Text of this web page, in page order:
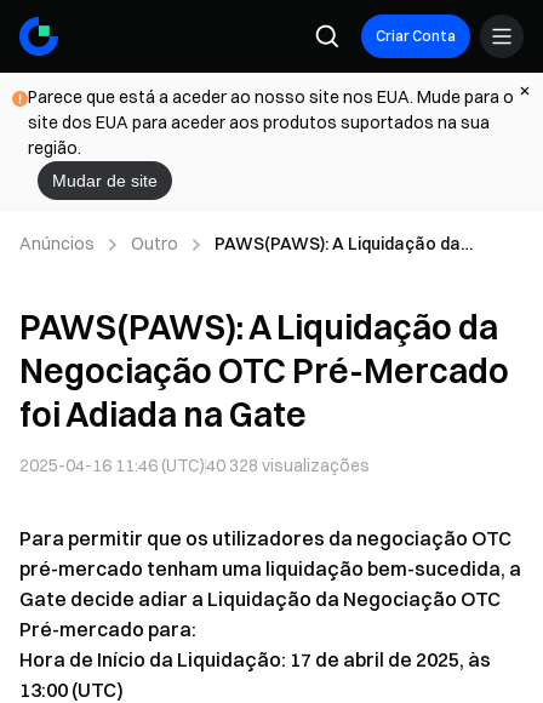
Criar Conta
Parece que está a aceder ao nosso site nos EUA. Mude para o
site dos EUA para aceder aos produtos suportados na sua
região.
Mudar de site
Anúncios Outro
PAWS(PAWS): A Liquidação da
PAWS(PAWS): A Liquidação da
Negociação OTC Pré-Mercado
foi Adiada na Gate
2025-04-16 11:46 (UTC)40 328 visualizações
Para permitir que os utilizadores da negociação OTC
pré-mercado tenham uma liquidação bem-sucedida, a
Gate decide adiar a Liquidação da Negociação OTC
Pré-mercado para:
Hora de Início da Liquidação: 17 de abril de 2025, às
13:00 (UTC)